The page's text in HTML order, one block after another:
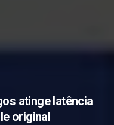
atinge latência
original